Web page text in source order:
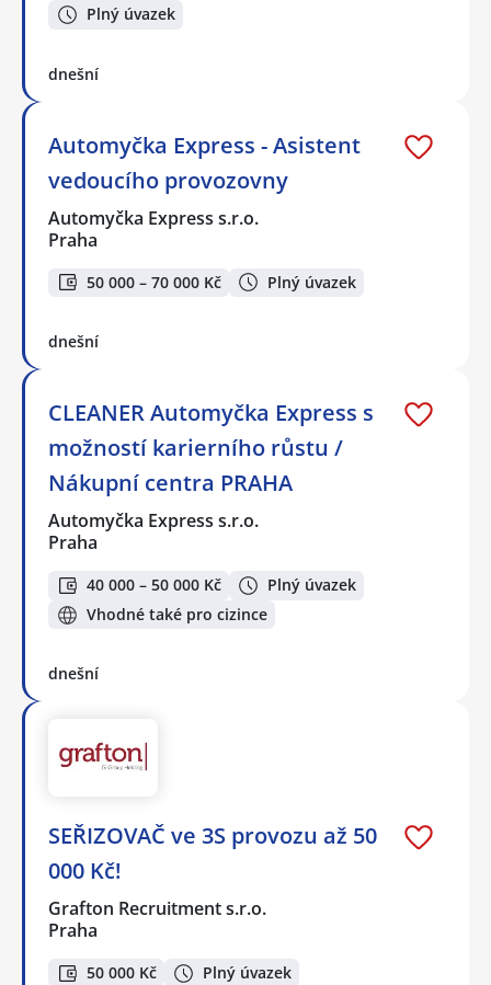
Plný úvazek
dnešní
Automyčka Express - Asistent
vedoucího provozovny
Automyčka Express s.r.o.
Praha
50 000 – 70 000 Kč Plný úvazek
dnešní
CLEANER Automyčka Express s
možností karierního růstu /
Nákupní centra PRAHA
Automyčka Express s.r.o.
Praha
40 000 – 50 000 Kč
Plný úvazek
Vhodné také pro cizince
dnešní
SEŘIZOVAČ ve 3S provozu až 50
000 Kč!
Grafton Recruitment s.r.o.
Praha
50 000 Kč Plný úvazek